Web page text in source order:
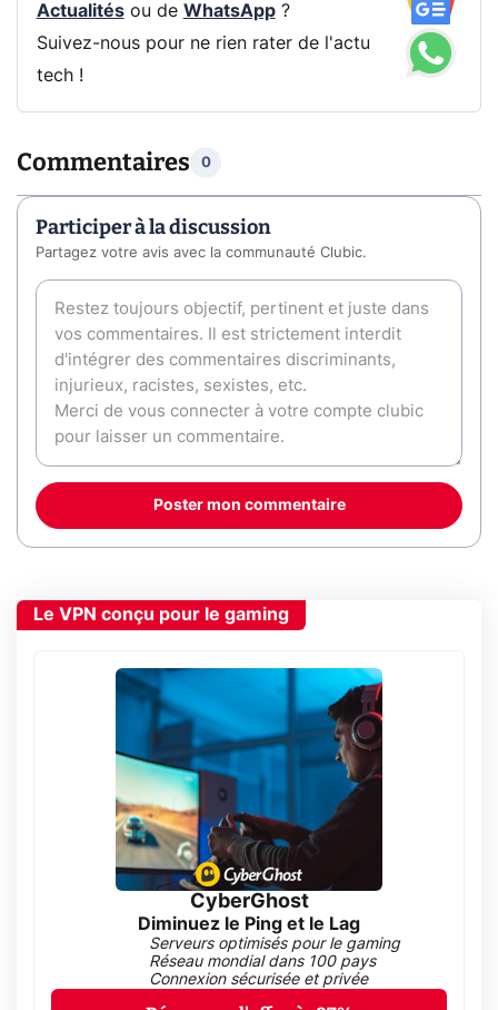
Actualitésou de WhatsApp?
Suivez-nous pour ne rien rater de l'actu
tech !
Commentaires 0
Participer à la discussion
Partagez votre avis avec la communauté Clubic.
Poster mon commentaire
Le VPN conçu pour le gaming
CyberGhost
Diminuez le Ping et le Lag
Serveurs optimisés pour le gaming
Réseau mondial dans 100 pays
Connexion sécurisée et privée